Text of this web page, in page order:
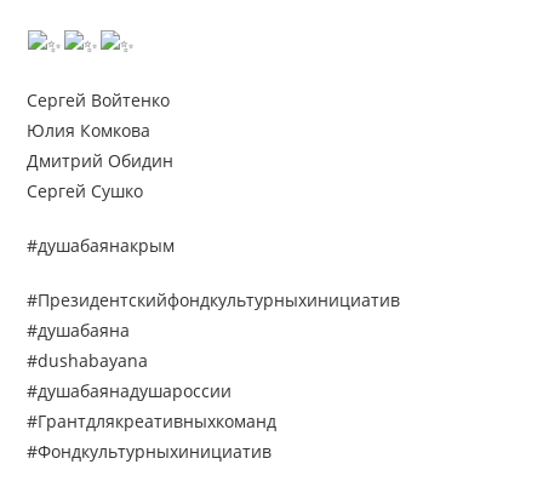
Сергей Войтенко
Юлия Комкова
Дмитрий Обидин
Сергей Сушко
#душабаянакрым
#Президентскийфондкультурныхинициатив
#душабаяна
#dushabayana
#душабаянадушароссии
#Грантдлякреативныхкоманд
#Фондкультурныхинициатив